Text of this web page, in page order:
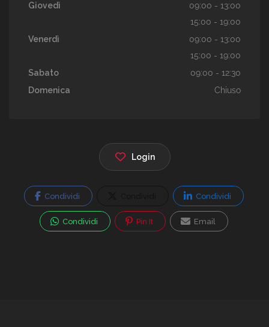
Giovedì
09:00 - 13:00
15:00 - 19:00
Venerdì
09:00 - 13:00
15:00 - 19:00
Sabato
09:00 - 12:30
Domenica
Chiuso
Login
Condividi Condividi
Condividi Pin It Email